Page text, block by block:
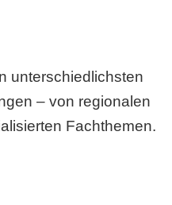
unterschiedlichsten
– von regionalen
Fachthemen.